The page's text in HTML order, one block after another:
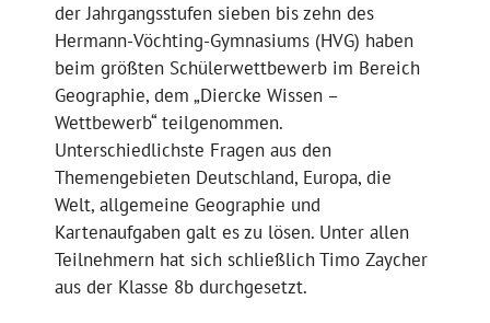
der Jahrgangsstufen sieben bis zehn des
Hermann-Vöchting-Gymnasiums (HVG) haben
beim größten Schülerwettbewerb im Bereich
Geographie, dem „Diercke Wissen –
Wettbewerb“ teilgenommen.
Unterschiedlichste Fragen aus den
Themengebieten Deutschland, Europa, die
Welt, allgemeine Geographie und
Kartenaufgaben galt es zu lösen. Unter allen
Teilnehmern hat sich schließlich Timo Zaycher
aus der Klasse 8b durchgesetzt.